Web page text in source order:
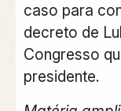
caso para
decreto de
Congresso
presidente.